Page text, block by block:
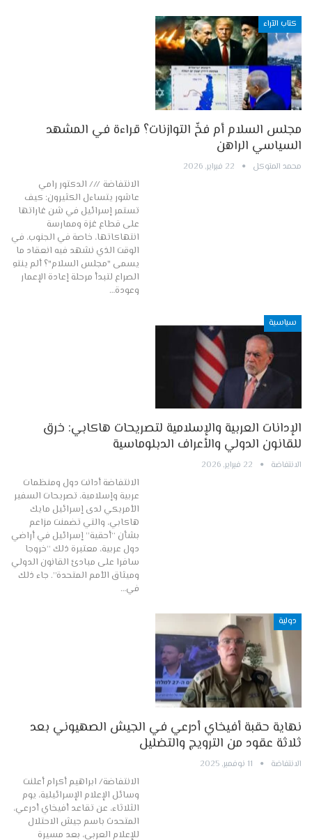
كتاب الآراء
مجلس السلام أم فخّ التوازنات؟ قراءة في المشهد
السياسي الراهن
محمد المتوكل 22 فبراير, 2026
الانتفاضة /// الدكتور رامي
عاشور ​يتساءل الكثيرون: كيف
تستمر إسرائيل في شن غاراتها
على قطاع غزة وممارسة
انتهاكاتها، خاصة في الجنوب، في
الوقت الذي نشهد فيه انعقاد ما
يسمى "مجلس السلام"؟ ألم ينتهِ
الصراع لتبدأ مرحلة إعادة الإعمار
وعودة…
سياسية
الإدانات العربية والإسلامية لتصريحات هاكابي: خرق
للقانون الدولي والأعراف الدبلوماسية
الانتفاضة 22 فبراير, 2026
الانتفاضة أدانت دول ومنظمات
عربية وإسلامية، تصريحات السفير
الأمريكي لدى إسرائيل مايك
هاكابي، والتي تضمنت مزاعم
بشأن “أحقية” إسرائيل في أراضي
دول عربية، معتبرة ذلك “خروجا
سافرا على مبادئ القانون الدولي
وميثاق الأمم المتحدة”. جاء ذلك
في…
دولية
نهاية حقبة أفيخاي أدرعي في الجيش الصهيوني بعد
ثلاثة عقود من الترويج والتضليل
الانتفاضة 11 نوفمبر, 2025
الانتفاضة/ ابراهيم أكرام أعلنت
وسائل الإعلام الإسرائيلية، يوم
الثلاثاء، عن تقاعد أفيخاي أدرعي،
المتحدث باسم جيش الاحتلال
للإعلام العربي، بعد مسيرة